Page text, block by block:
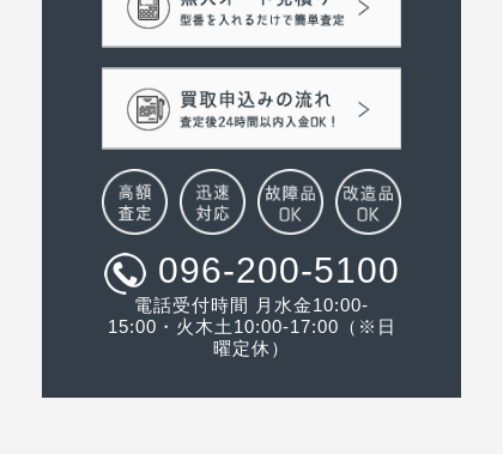
096-200-5100
電話受付時間 月水金10:00-
15:00・火木土10:00-17:00（※日
曜定休）